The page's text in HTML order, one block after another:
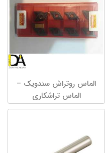
الماس روتراش سندویک –
الماس تراشکاری